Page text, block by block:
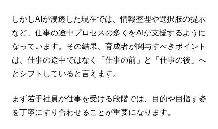
しかしAIが浸透した現在では、情報整理や選択肢の提示
など、仕事の途中プロセスの多くをAIが支援するように
なっています。その結果、育成者が関与すべきポイント
は、仕事の途中ではなく「仕事の前」と「仕事の後」へ
とシフトしていると言えます。
まず若手社員が仕事を受ける段階では、目的や目指す姿
を丁寧にすり合わせることが重要になります。